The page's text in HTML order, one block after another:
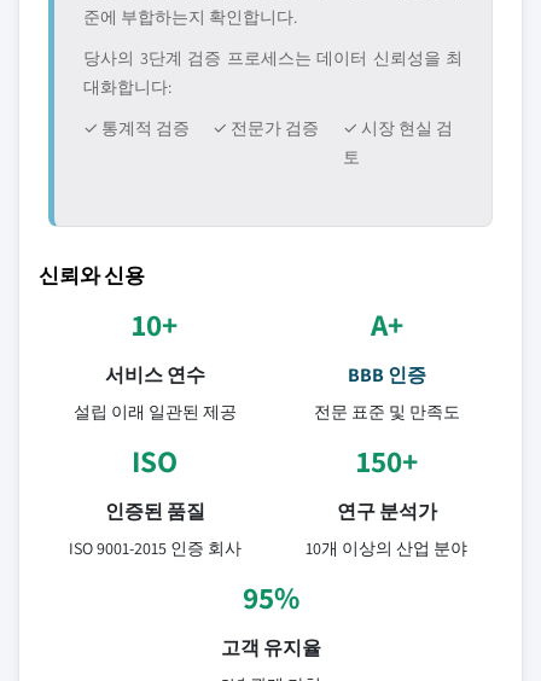
준에 부합하는지 확인합니다.
당사의 3단계 검증 프로세스는 데이터 신뢰성을 최
대화합니다:
✓ 통계적 검증
✓ 전문가 검증
✓ 시장 현실 검
토
신뢰와 신용
10+
서비스 연수
설립 이래 일관된 제공
A+
BBB 인증
전문 표준 및 만족도
ISO
인증된 품질
ISO 9001-2015 인증 회사
150+
연구 분석가
10개 이상의 산업 분야
95%
고객 유지율